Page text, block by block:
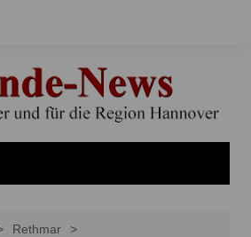
Rethmar